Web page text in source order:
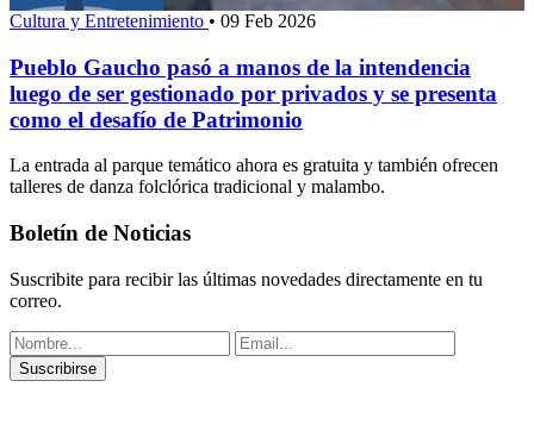
Cultura y Entretenimiento • 09 Feb 2026
Pueblo Gaucho pasó a manos de la intendencia
luego de ser gestionado por privados y se presenta
como el desafío de Patrimonio
La entrada al parque temático ahora es gratuita y también ofrecen
talleres de danza folclórica tradicional y malambo.
Boletín de Noticias
Suscribite para recibir las últimas novedades directamente en tu
correo.
Suscribirse